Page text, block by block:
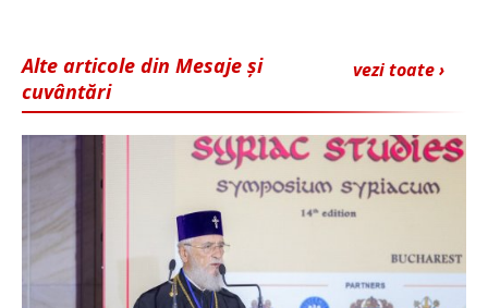
vezi toate ›
Alte articole din Mesaje și
cuvântări